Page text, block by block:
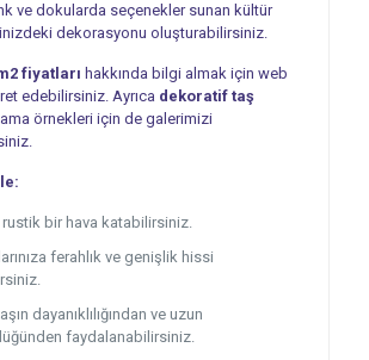
ve dokularda seçenekler sunan kültür
dekorasyonu oluşturabilirsiniz.
fiyatları hakkında bilgi almak için web
edebilirsiniz. Ayrıca dekoratif taş
örnekleri için de galerimizi
rustik bir hava katabilirsiniz.
ferahlık ve genişlik hissi
dayanıklılığından ve uzun
faydalanabilirsiniz.